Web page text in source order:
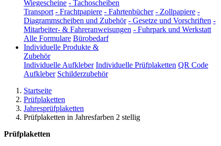
Wiegescheine - Tachoscheiben
Transport - Frachtpapiere - Fahrtenbücher - Zollpapiere -
Diagrammscheiben und Zubehör - Gesetze und Vorschriften -
Mitarbeiter- & Fahreranweisungen - Fuhrpark und Werkstatt
Alle Formulare Bürobedarf
Individuelle Produkte &
Zubehör
Individuelle Aufkleber Individuelle Prüfplaketten QR Code
Aufkleber Schilderzubehör
Startseite
Prüfplaketten
Jahresprüfplaketten
Prüfplaketten in Jahresfarben 2 stellig
Prüfplaketten